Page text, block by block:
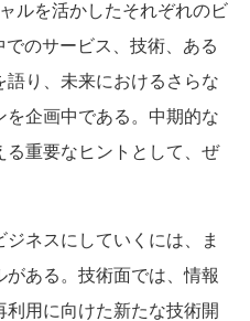
ルを活かしたそれぞれのビ
のサービス、技術、ある
り、未来におけるさらな
を企画中である。中期的な
重要なヒントとして、ぜ
ネスにしていくには、ま
ある。技術面では、情報
用に向けた新たな技術開